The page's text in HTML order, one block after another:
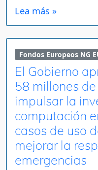
Lea más »
Fondos Europeos NG
El Gobierno
58 millones
impulsar la
computación
casos de uso
mejorar la
emergencias